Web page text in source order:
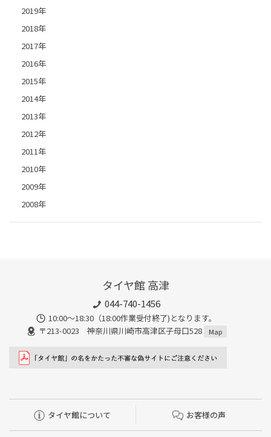
2019年
2018年
2017年
2016年
2015年
2014年
2013年
2012年
2011年
2010年
2009年
2008年
タイヤ館 高津
044-740-1456
10:00～18:30（18:00作業受付終了)となります。
〒213-0023 神奈川県川崎市高津区子母口528
Map
タイヤ館について お客様の声